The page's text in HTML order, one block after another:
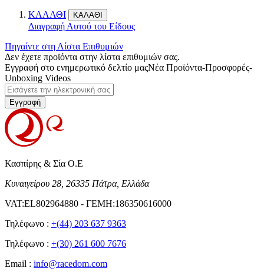
ΚΑΛΑΘΙ ΚΑΛΑΘΙ
Διαγραφή Αυτού του Είδους
Πηγαίντε στη Λίστα Επιθυμιών
Δεν έχετε προϊόντα στην λίστα επιθυμιών σας.
Εγγραφή στο ενημερωτικό δελτίο μαςΝέα Προϊόντα-Προσφορές-
Unboxing Videos
Εγγραφή
Κασπίρης & Σία Ο.Ε
Κυναιγείρου 28, 26335 Πάτρα, Ελλάδα
VAT:EL802964880 - ΓΕΜΗ:186350616000
Τηλέφωνο : +(44) 203 637 9363
Τηλέφωνο : +(30) 261 600 7676
Email : info@racedom.com